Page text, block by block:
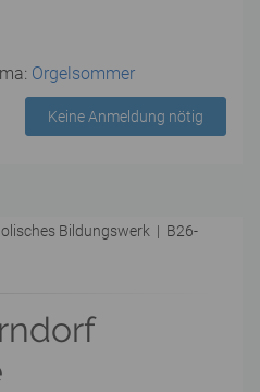
Orgelsommer
Keine Anmeldung nötig
Bildungswerk | B26-